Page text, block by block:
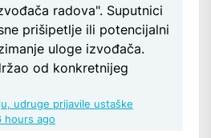
radova". Suputnici
prišipetlje ili potencijalni
uloge izvođača.
od konkretnijeg
udruge prijavile ustaške
hours ago